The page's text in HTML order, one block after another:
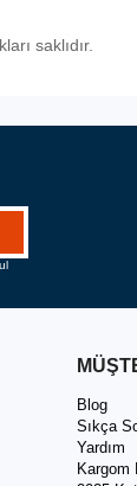
saklıdır.
Blog
Sıkça
Yardım
Kargom